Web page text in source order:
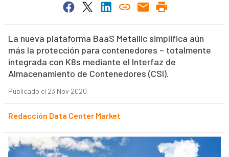
La nueva plataforma BaaS Metallic simplifica aún
más la protección para contenedores – totalmente
integrada con K8s mediante el Interfaz de
Almacenamiento de Contenedores (CSI).
Publicado el 23 Nov 2020
Redacción Data Center Market